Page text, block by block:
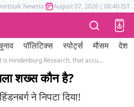
Newstak Mumbai Tak Astrotak
August 07, 2026 | 08:40 IST
पॉलिटिक्स स्पोर्ट्स मौसम देश
What is Hindenburg Research, that accused Adani Group of stock manipulation, fraud?, nathan anderson profile
शख्स कौन है?
ने निपटा दिया!